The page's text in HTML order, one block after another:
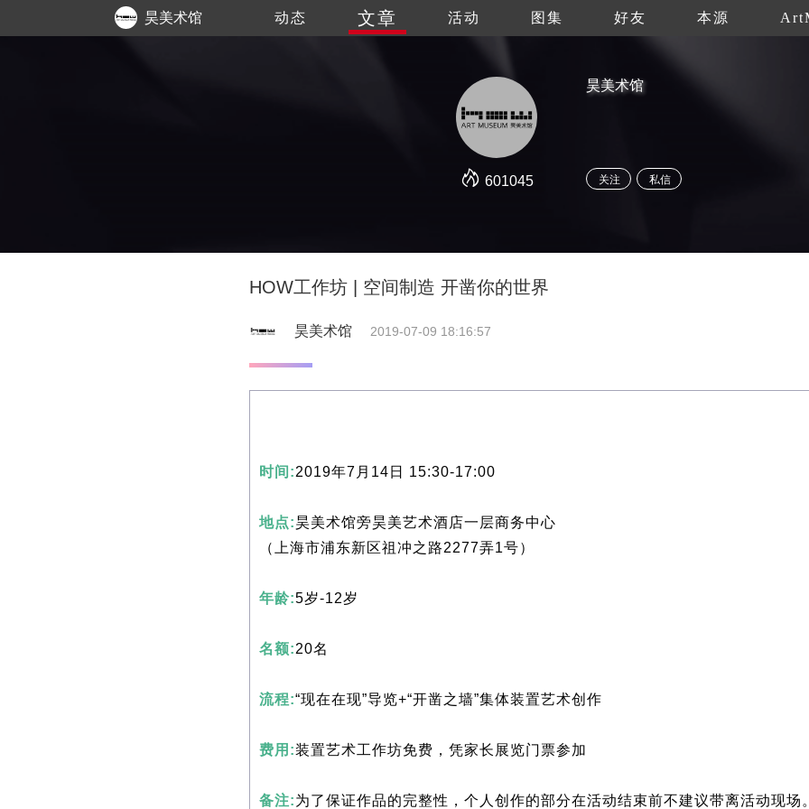
昊美术馆 动态 文章 活动 图集 好友 本源
601045
昊美术馆
关注 私信
HOW工作坊 | 空间制造 开凿你的世界
昊美术馆 2019-07-09 18:16:57
时间:2019年7月14日 15:30-17:00
地点:昊美术馆旁昊美艺术酒店一层商务中心
（上海市浦东新区祖冲之路2277弄1号）
年龄:5岁-12岁
名额:20名
流程:“现在在现”导览+“开凿之墙”集体装置艺术创作
费用:装置艺术工作坊免费，凭家长展览门票参加
备注:为了保证作品的完整性，个人创作的部分在活动结束前不建议带离活动现场